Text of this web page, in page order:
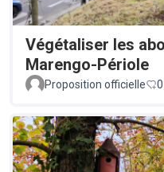
Végétaliser les
Marengo-Périole
Proposition officielle 0